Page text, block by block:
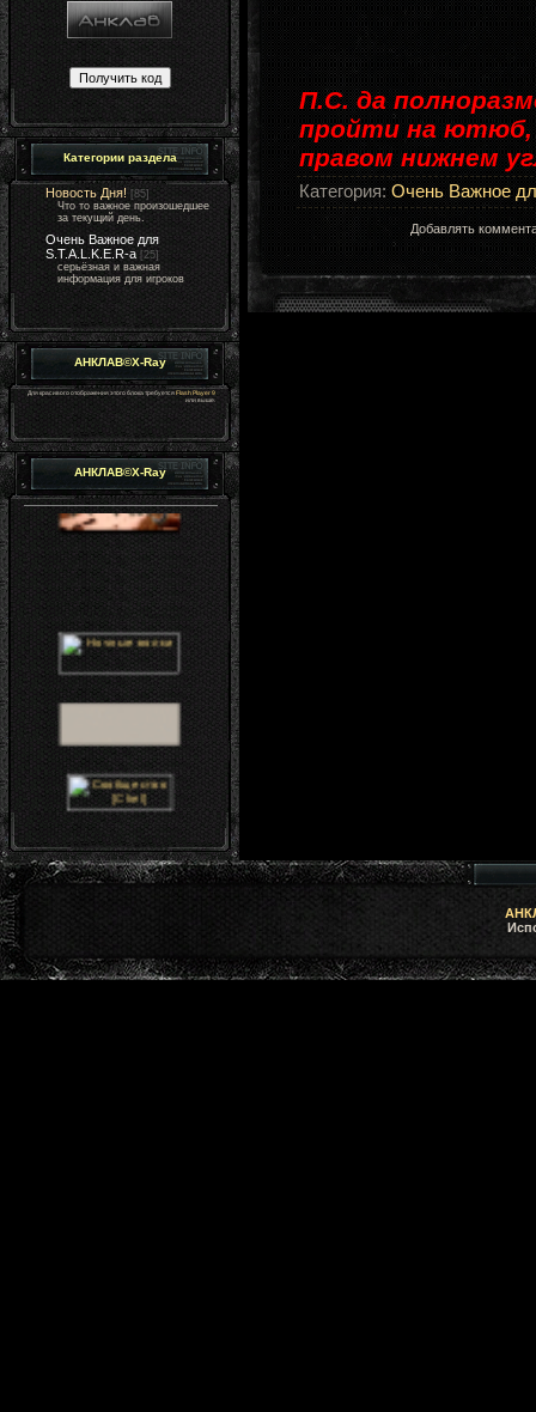
Категории раздела
Новость Дня! [85]
Что то важное произошедшее
за текущий день.
Очень Важное для
S.T.A.L.K.E.R-а [25]
серьёзная и важная
информация для игроков
АНКЛАВ©X-Ray
Для красивого отображения этого блока требуетсяFlash Player 9
или выше.
АНКЛАВ©X-Ray
П.С. да
пройти на ютюб,
правом нижнем
Категория: Очень Важное
Добавлять